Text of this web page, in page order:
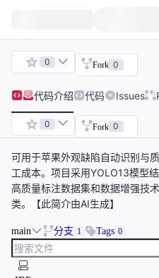
0 Fork 0
代码介绍 代码 Issues
0 Fork 0
可用于苹果外观缺陷自动识别与
工成本。项目采用YOLO13模型
高质量标注数据集和数据增强技
类。【此简介由AI生成】
main 分支 1 Tags 0